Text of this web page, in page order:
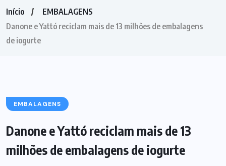
Início
EMBALAGENS
Danone e Yattó reciclam mais de 13 milhões de embalagens
de iogurte
EMBALAGENS
Danone e Yattó reciclam mais de 13
milhões de embalagens de iogurte